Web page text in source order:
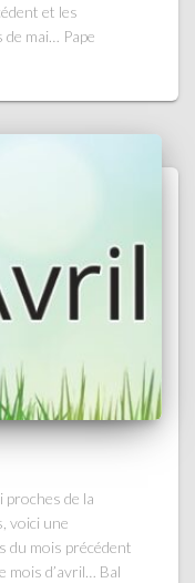
et les
mai… Pape
proches de la
voici une
du mois précédent
mois d’avril… Bal